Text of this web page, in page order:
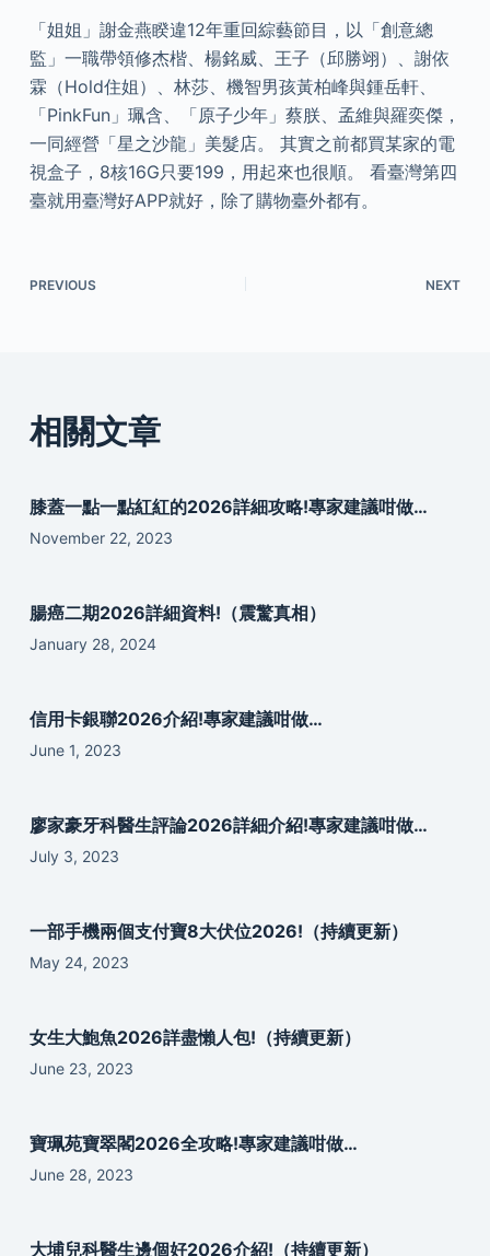
「姐姐」謝金燕睽違12年重回綜藝節目，以「創意總
監」一職帶領修杰楷、楊銘威、王子（邱勝翊）、謝依
霖（Hold住姐）、林莎、機智男孩黃柏峰與鍾岳軒、
「PinkFun」珮含、「原子少年」蔡朕、孟維與羅奕傑，
一同經營「星之沙龍」美髮店。 其實之前都買某家的電
視盒子，8核16G只要199，用起來也很順。 看臺灣第四
臺就用臺灣好APP就好，除了購物臺外都有。
PREVIOUS NEXT
相關文章
膝蓋一點一點紅紅的2026詳細攻略!專家建議咁做…
November 22, 2023
腸癌二期2026詳細資料!（震驚真相）
January 28, 2024
信用卡銀聯2026介紹!專家建議咁做…
June 1, 2023
廖家豪牙科醫生評論2026詳細介紹!專家建議咁做…
July 3, 2023
一部手機兩個支付寶8大伏位2026!（持續更新）
May 24, 2023
女生大鮑魚2026詳盡懶人包!（持續更新）
June 23, 2023
寶珮苑寶翠閣2026全攻略!專家建議咁做…
June 28, 2023
大埔兒科醫生邊個好2026介紹!（持續更新）